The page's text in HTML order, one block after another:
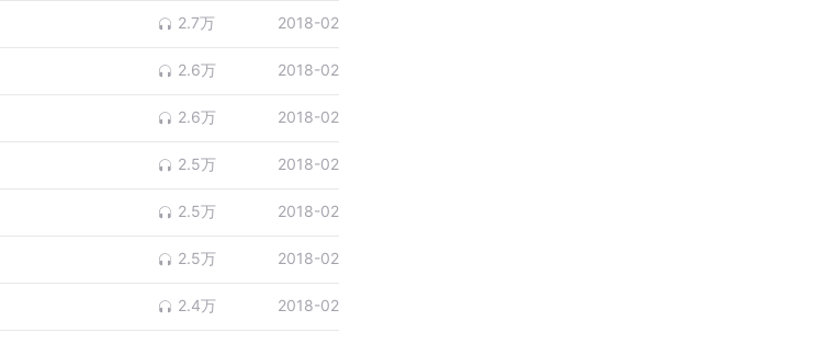
2.7万 2018-02
2.6万 2018-02
2.6万 2018-02
2.5万 2018-02
2.5万 2018-02
2.5万 2018-02
2.4万 2018-02